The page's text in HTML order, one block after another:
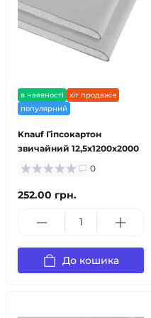
в наявності
хіт продажів
популярний
Knauf Гіпсокартон
звичайний 12,5х1200х2000
0
252.00 грн.
До кошика